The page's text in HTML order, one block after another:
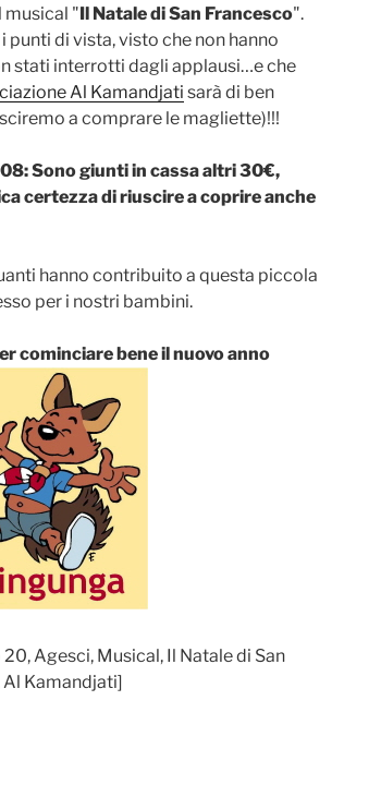
musical "Il Natale di San Francesco".
punti di vista, visto che non hanno
stati interrotti dagli applausi…e che
Al Kamandjati sarà di ben
a comprare le magliette)!!!
Sono giunti in cassa altri 30€,
certezza di riuscire a coprire anche
hanno contribuito a questa piccola
per i nostri bambini.
cominciare bene il nuovo anno
Agesci, Musical, Il Natale di San
Kamandjati]